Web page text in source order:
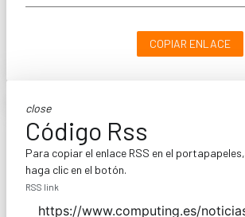
COPIAR ENLACE
close
Código Rss
Para copiar el enlace RSS en el portapapeles,
haga clic en el botón.
RSS link